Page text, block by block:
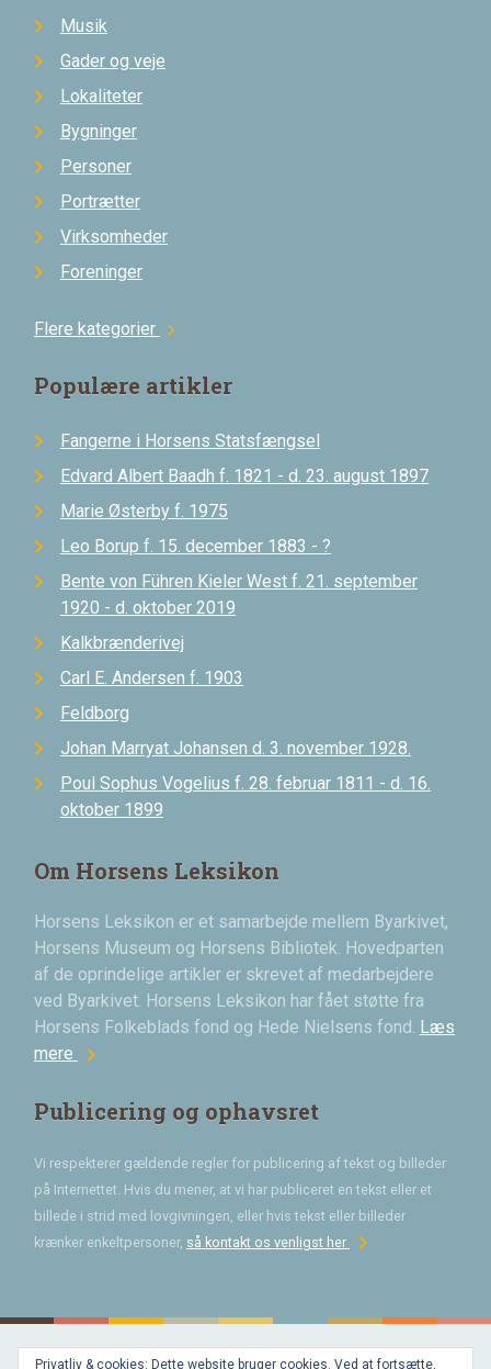
Musik
Gader og veje
Lokaliteter
Bygninger
Personer
Portrætter
Virksomheder
Foreninger
Flere kategorier chevron_right
Populære artikler
Fangerne i Horsens Statsfængsel
Edvard Albert Baadh f. 1821 - d. 23. august 1897
Marie Østerby f. 1975
Leo Borup f. 15. december 1883 - ?
Bente von Führen Kieler West f. 21. september
1920 - d. oktober 2019
Kalkbrænderivej
Carl E. Andersen f. 1903
Feldborg
Johan Marryat Johansen d. 3. november 1928.
Poul Sophus Vogelius f. 28. februar 1811 - d. 16.
oktober 1899
Om Horsens Leksikon
Horsens Leksikon er et samarbejde mellem Byarkivet,
Horsens Museum og Horsens Bibliotek. Hovedparten
af de oprindelige artikler er skrevet af medarbejdere
ved Byarkivet. Horsens Leksikon har fået støtte fra
Horsens Folkeblads fond og Hede Nielsens fond. Læs
mere chevron_right
Publicering og ophavsret
Vi respekterer gældende regler for publicering af tekst og billeder
på Internettet. Hvis du mener, at vi har publiceret en tekst eller et
billede i strid med lovgivningen, eller hvis tekst eller billeder
krænker enkeltpersoner, så kontakt os venligst herchevron_right
Privatliv & cookies: Dette website bruger cookies. Ved at fortsætte,